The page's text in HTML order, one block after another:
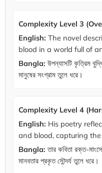
Complexity Level 3
English: The novel
blood in a world full of
Bangla: উপন্যাসটি কৃত্রিম
মানুষের সংগ্রাম তুলে ধরে।
Complexity Level 4
English: His poetry
and blood, capturing
Bangla: তার কবিতা রক্ত-
মানবতার প্রকৃত সৌন্দর্য তুলে ধরে।